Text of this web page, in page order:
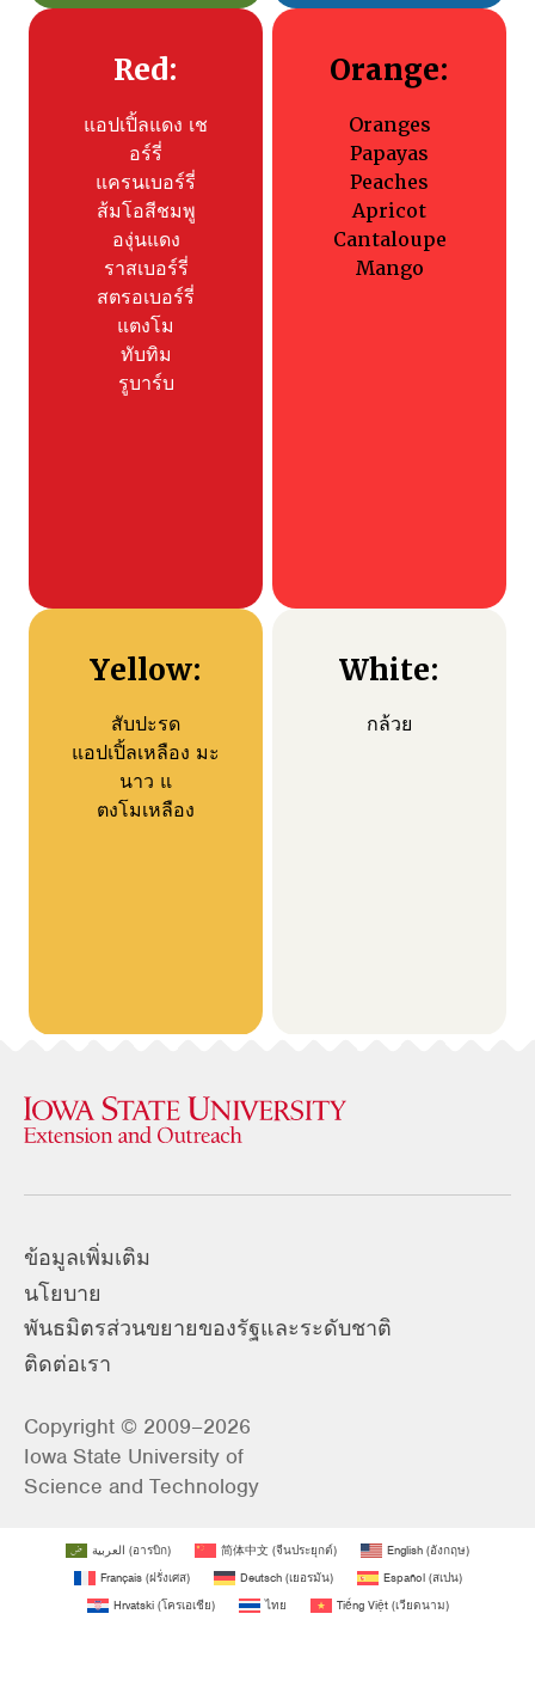
Red:
แอปเปิ้ลแดง เช
อร์รี่
แครนเบอร์รี่
ส้มโอสีชมพู
องุ่นแดง
ราสเบอร์รี่
สตรอเบอร์รี่
แตงโม
ทับทิม
รูบาร์บ
Orange:
Oranges
Papayas
Peaches
Apricot
Cantaloupe
Mango
Yellow:
สับปะรด
แอปเปิ้ลเหลือง มะ
นาว แ
ตงโมเหลือง
White:
กล้วย
ข้อมูลเพิ่มเติม
นโยบาย
พันธมิตรส่วนขยายของรัฐและระดับชาติ
ติดต่อเรา
Copyright © 2009–2026
Iowa State University of
Science and Technology
العربية (อารบิก) 简体中文 (จีนประยุกต์) English (อังกฤษ)
Français(ฝรั่งเศส) Deutsch(เยอรมัน) Español(สเปน)
Hrvatski(โครเอเชีย) ไทย Tiếng Việt(เวียดนาม)